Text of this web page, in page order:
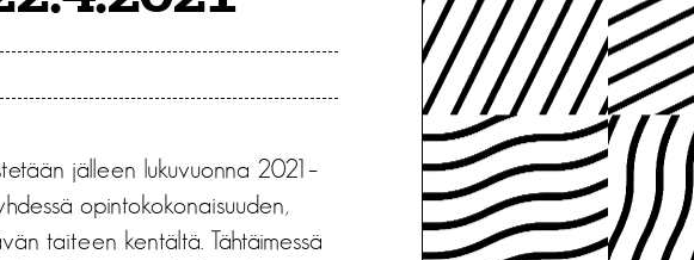
jälleen lukuvuonna 2021–
opintokokonaisuuden,
taiteen kentältä. Tähtäimessä